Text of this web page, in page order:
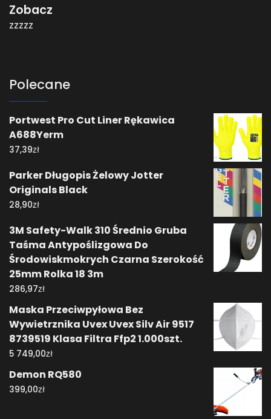
Zobacz
zzzzz
Polecane
Portwest Pro Cut Liner Rękawica
A688Yerm
37,39zł
Parker Długopis Żelowy Jotter
Originals Black
28,90zł
3M Safety-Walk 310 Średnio Gruba
Taśma Antypoślizgowa Do
Środowiskmokrych Czarna Szerokość
25mm Rolka 18 3m
286,97zł
Maska Przeciwpyłowa Bez
Wywietrznika Uvex Uvex Silv Air 9517
8739519 Klasa Filtra Ffp2 1.000szt.
5 749,00zł
Demon RQ580
399,00zł